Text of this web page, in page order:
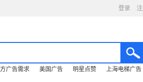
登录
广告需求 美国广告 明星点赞 上海电梯广告